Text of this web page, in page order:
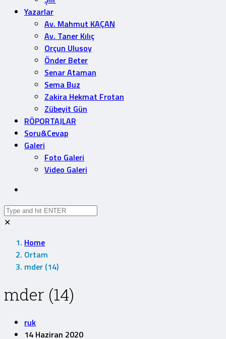
Yazarlar
Av. Mahmut KAÇAN
Av. Taner Kılıç
Orçun Ulusoy
Önder Beter
Senar Ataman
Sema Buz
Zakira Hekmat Frotan
Zübeyit Gün
RÖPORTAJLAR
Soru&Cevap
Galeri
Foto Galeri
Video Galeri
✕
Home
Ortam
mder (14)
mder (14)
ruk
14 Haziran 2020